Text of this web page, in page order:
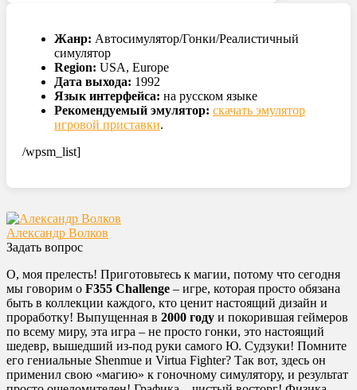
Жанр: Автосимулятор/Гонки/Реалистичный
симулятор
Region: USA, Europe
Дата выхода: 1992
Язык интерфейса: на русском языке
Рекомендуемый эмулятор: скачать эмулятор
игровой приставки.
/wpsm_list]
Александр Волков
Задать вопрос
О, моя прелесть! Приготовьтесь к магии, потому что сегодня
мы говорим о F355 Challenge – игре, которая просто обязана
быть в коллекции каждого, кто ценит настоящий дизайн и
проработку! Выпущенная в 2000 году и покорившая геймеров
по всему миру, эта игра – не просто гонки, это настоящий
шедевр, вышедший из-под руки самого Ю. Судзуки! Помните
его гениальные Shenmue и Virtua Fighter? Так вот, здесь он
применил свою «магию» к гоночному симулятору, и результат